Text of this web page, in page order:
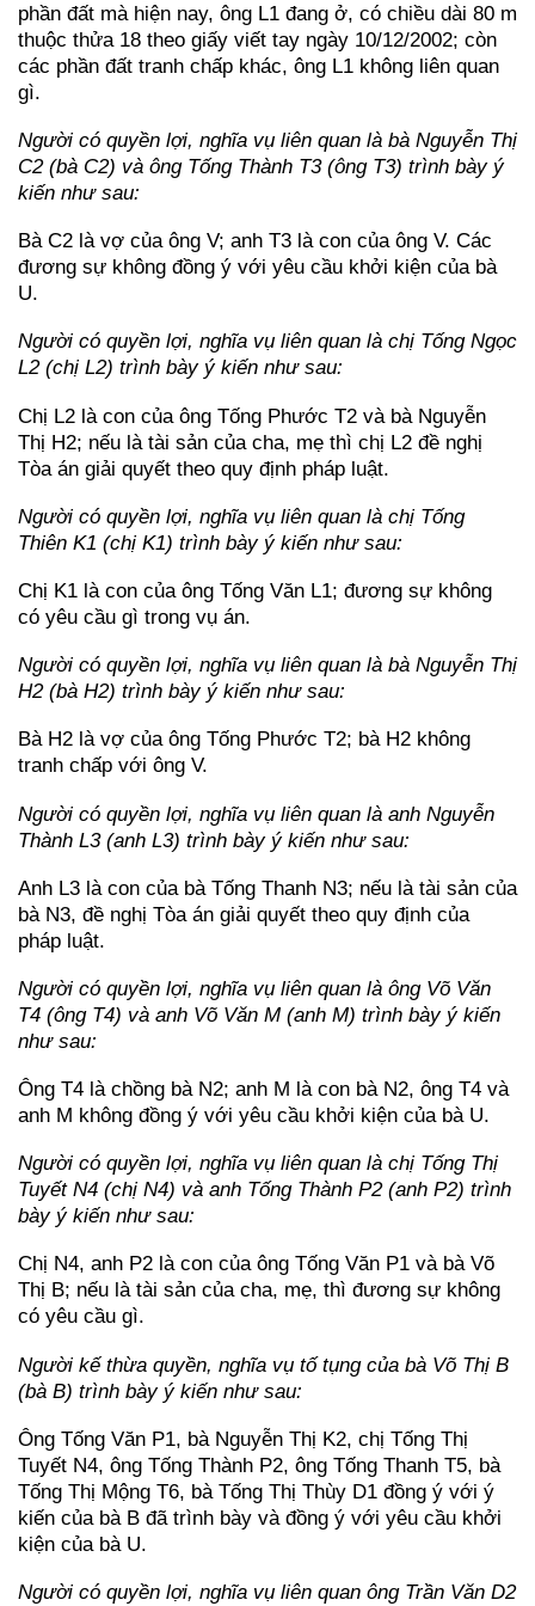
phần đất mà hiện nay, ông L1 đang ở, có chiều dài 80 m
thuộc thửa 18 theo giấy viết tay ngày 10/12/2002; còn
các phần đất tranh chấp khác, ông L1 không liên quan
gì.
Người có quyền lợi, nghĩa vụ liên quan là bà Nguyễn Thị
C2 (bà C2) và ông Tống Thành T3 (ông T3) trình bày ý
kiến như sau:
Bà C2 là vợ của ông V; anh T3 là con của ông V. Các
đương sự không đồng ý với yêu cầu khởi kiện của bà
U.
Người có quyền lợi, nghĩa vụ liên quan là chị Tống Ngọc
L2 (chị L2) trình bày ý kiến như sau:
Chị L2 là con của ông Tống Phước T2 và bà Nguyễn
Thị H2; nếu là tài sản của cha, mẹ thì chị L2 đề nghị
Tòa án giải quyết theo quy định pháp luật.
Người có quyền lợi, nghĩa vụ liên quan là chị Tống
Thiên K1 (chị K1) trình bày ý kiến như sau:
Chị K1 là con của ông Tống Văn L1; đương sự không
có yêu cầu gì trong vụ án.
Người có quyền lợi, nghĩa vụ liên quan là bà Nguyễn Thị
H2 (bà H2) trình bày ý kiến như sau:
Bà H2 là vợ của ông Tống Phước T2; bà H2 không
tranh chấp với ông V.
Người có quyền lợi, nghĩa vụ liên quan là anh Nguyễn
Thành L3 (anh L3) trình bày ý kiến như sau:
Anh L3 là con của bà Tống Thanh N3; nếu là tài sản của
bà N3, đề nghị Tòa án giải quyết theo quy định của
pháp luật.
Người có quyền lợi, nghĩa vụ liên quan là ông Võ Văn
T4 (ông T4) và anh Võ Văn M (anh M) trình bày ý kiến
như sau:
Ông T4 là chồng bà N2; anh M là con bà N2, ông T4 và
anh M không đồng ý với yêu cầu khởi kiện của bà U.
Người có quyền lợi, nghĩa vụ liên quan là chị Tống Thị
Tuyết N4 (chị N4) và anh Tống Thành P2 (anh P2) trình
bày ý kiến như sau:
Chị N4, anh P2 là con của ông Tống Văn P1 và bà Võ
Thị B; nếu là tài sản của cha, mẹ, thì đương sự không
có yêu cầu gì.
Người kế thừa quyền, nghĩa vụ tố tụng của bà Võ Thị B
(bà B) trình bày ý kiến như sau:
Ông Tống Văn P1, bà Nguyễn Thị K2, chị Tống Thị
Tuyết N4, ông Tống Thành P2, ông Tống Thanh T5, bà
Tống Thị Mộng T6, bà Tống Thị Thùy D1 đồng ý với ý
kiến của bà B đã trình bày và đồng ý với yêu cầu khởi
kiện của bà U.
Người có quyền lợi, nghĩa vụ liên quan ông Trần Văn D2